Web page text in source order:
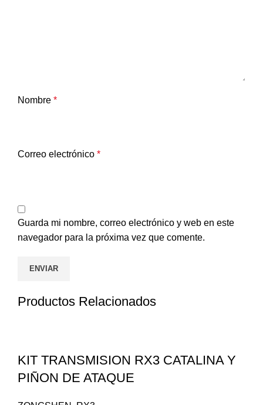
Nombre *
Correo electrónico *
Guarda mi nombre, correo electrónico y web en este
navegador para la próxima vez que comente.
Productos Relacionados
KIT TRANSMISION RX3 CATALINA Y
PIÑON DE ATAQUE